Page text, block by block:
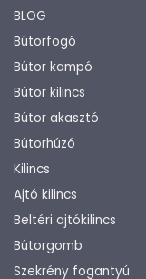
BLOG
Bútorfogó
Bútor kampó
Bútor kilincs
Bútor akasztó
Bútorhúzó
Kilincs
Ajtó kilincs
Beltéri ajtókilincs
Bútorgomb
Szekrény fogantyú